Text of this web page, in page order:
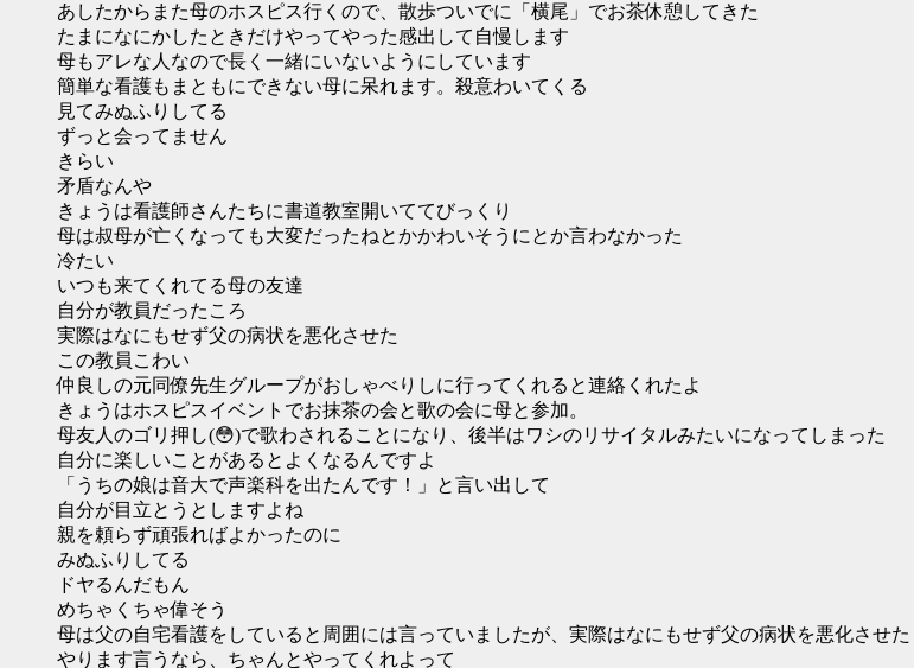
あしたからまた母のホスピス行くので、散歩ついでに「横尾」でお茶休憩してきた
たまになにかしたときだけやってやった感出して自慢します
母もアレな人なので長く一緒にいないようにしています
簡単な看護もまともにできない母に呆れます。殺意わいてくる
見てみぬふりしてる
ずっと会ってません
きらい
矛盾なんや
きょうは看護師さんたちに書道教室開いててびっくり
母は叔母が亡くなっても大変だったねとかかわいそうにとか言わなかった
冷たい
いつも来てくれてる母の友達
自分が教員だったころ
実際はなにもせず父の病状を悪化させた
この教員こわい
仲良しの元同僚先生グループがおしゃべりしに行ってくれると連絡くれたよ
きょうはホスピスイベントでお抹茶の会と歌の会に母と参加。
母友人のゴリ押し(😳)で歌わされることになり、後半はワシのリサイタルみたいになってしまった
自分に楽しいことがあるとよくなるんですよ
「うちの娘は音大で声楽科を出たんです！」と言い出して
自分が目立とうとしますよね
親を頼らず頑張ればよかったのに
みぬふりしてる
ドヤるんだもん
めちゃくちゃ偉そう
母は父の自宅看護をしていると周囲には言っていましたが、実際はなにもせず父の病状を悪化させた
やります言うなら、ちゃんとやってくれよって